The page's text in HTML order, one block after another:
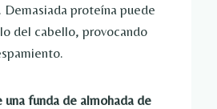
Demasiada proteína puede
del cabello, provocando
una funda de almohada de